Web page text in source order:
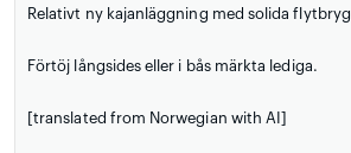
Relativt ny kajanläggning med solida
Förtöj långsides eller i bås märkta lediga.
[translated from Norwegian with AI]